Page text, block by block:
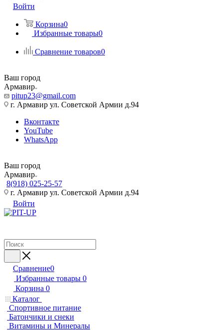
Войти
Корзина0
Избранные товары0
Сравнение товаров0
Ваш город
Армавир
pitup23@gmail.com
г. Армавир ул. Советской Армии д.94
Вконтакте
YouTube
WhatsApp
Ваш город
Армавир
8(918) 025-25-57
г. Армавир ул. Советской Армии д.94
Войти
Сравнение0
Избранные товары 0
Корзина 0
Каталог
Спортивное питание
Батончики и снеки
Витамины и Минералы